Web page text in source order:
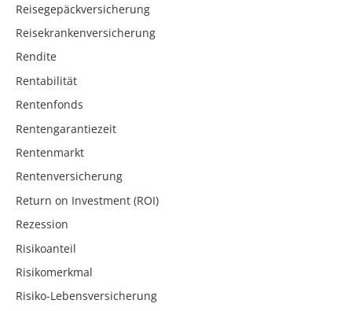
Reisegepäckversicherung
Reisekrankenversicherung
Rendite
Rentabilität
Rentenfonds
Rentengarantiezeit
Rentenmarkt
Rentenversicherung
Return on Investment (ROI)
Rezession
Risikoanteil
Risikomerkmal
Risiko-Lebensversicherung